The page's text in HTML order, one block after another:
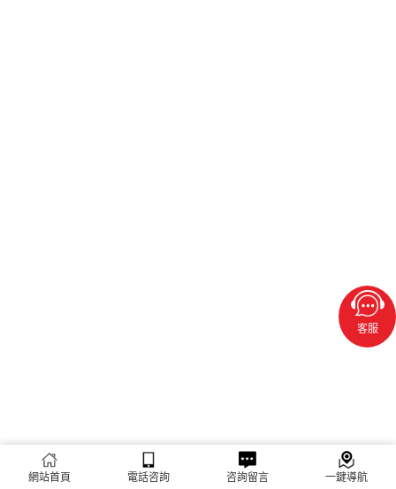
網站首頁 電話咨詢 咨詢留言 一鍵導航
客服